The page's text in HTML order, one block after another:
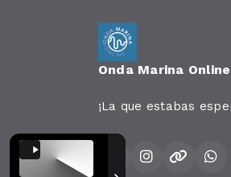
Onda Marina Online
¡La que estabas